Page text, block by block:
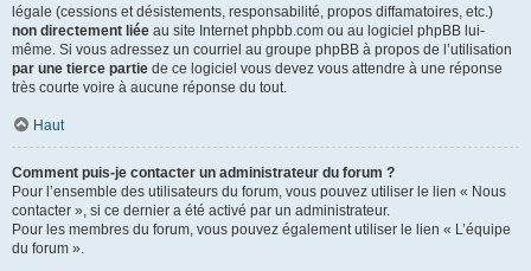
légale (cessions et désistements, responsabilité, propos diffamatoires, etc.)
non directement liée au site Internet phpbb.com ou au logiciel phpBB lui-
même. Si vous adressez un courriel au groupe phpBB à propos de l’utilisation
par une tierce partie de ce logiciel vous devez vous attendre à une réponse
très courte voire à aucune réponse du tout.
Haut
Comment puis-je contacter un administrateur du forum ?
Pour l’ensemble des utilisateurs du forum, vous pouvez utiliser le lien « Nous
contacter », si ce dernier a été activé par un administrateur.
Pour les membres du forum, vous pouvez également utiliser le lien « L’équipe
du forum ».